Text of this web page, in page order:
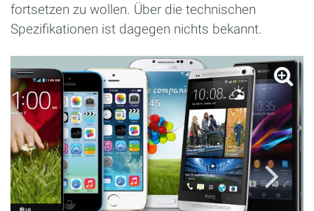
fortsetzen zu wollen. Über die technischen
Spezifikationen ist dagegen nichts bekannt.